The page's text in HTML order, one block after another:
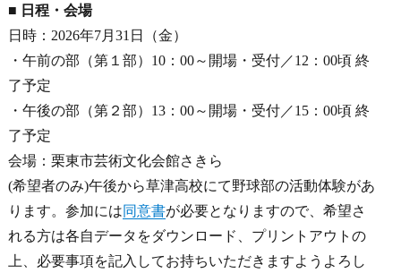
■ 日程・会場
日時：2026年7月31日（金）
・午前の部（第１部）10：00～開場・受付／12：00頃 終
了予定
・午後の部（第２部）13：00～開場・受付／15：00頃 終
了予定
会場：栗東市芸術文化会館さきら
(希望者のみ)午後から草津高校にて野球部の活動体験があ
ります。参加には同意書が必要となりますので、希望さ
れる方は各自データをダウンロード、プリントアウトの
上、必要事項を記入してお持ちいただきますようよろし